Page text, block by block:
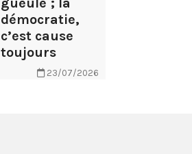
démocratie,
c’est cause
toujours
23/07/2026